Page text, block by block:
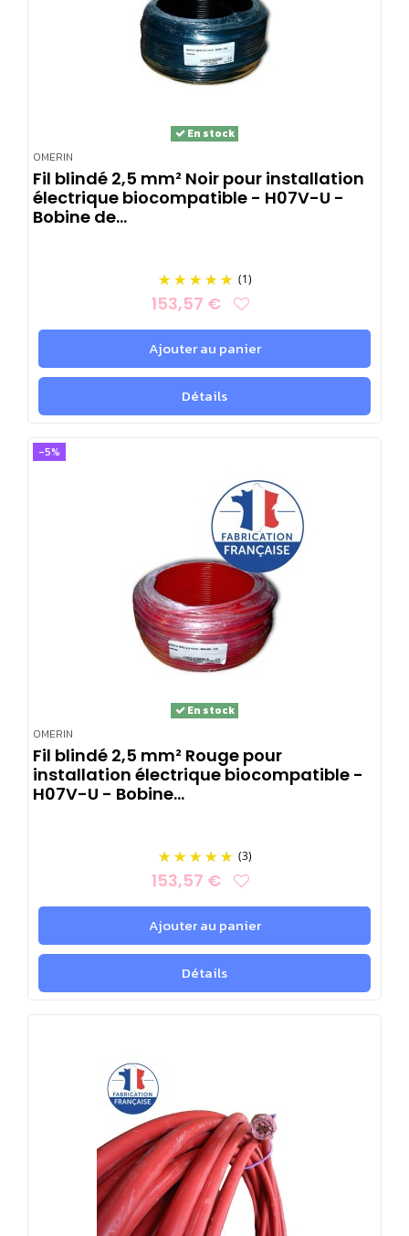
OMERIN
En stock
Fil blindé 2,5 mm² Noir pour installation
électrique biocompatible - H07V-U -
Bobine de...
(1)
153,57 €
Ajouter au panier
Détails
-5%
OMERIN
En stock
Fil blindé 2,5 mm² Rouge pour
installation électrique biocompatible -
H07V-U - Bobine...
(3)
153,57 €
Ajouter au panier
Détails